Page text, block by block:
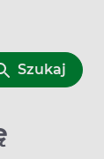
i serwisu
się,
Szukaj